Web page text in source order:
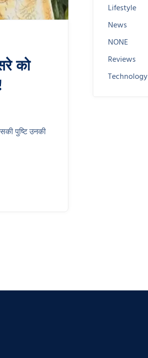
को
पुष्टि उनकी
Lifestyle
News
NONE
Reviews
Technology